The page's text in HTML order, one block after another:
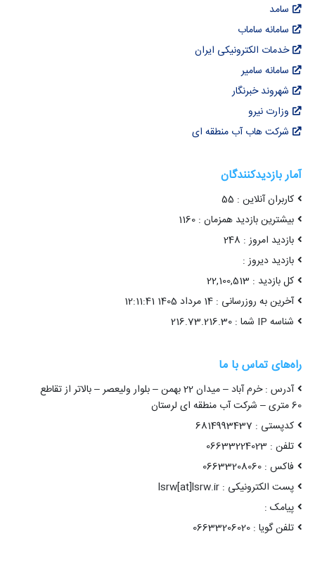
سامد
سامانه ساماب
خدمات الکترونیکی ایران
سامانه سامیر
شهروند خبرنگار
وزارت نیرو
شرکت هاب آب منطقه ای
آمار بازدیدکنندگان
کاربران آنلاین : 55
بیشترین بازدید همزمان : 1160
بازدید امروز : 248
بازدید دیروز :
کل بازدید : 22,100,513
آخرین به روزرسانی : 14 مرداد 1405 12:11:41
شناسه IP شما : 216.73.216.30
راه‌های تماس با ما
آدرس : خرم آباد – میدان 22 بهمن – بلوار ولیعصر – بالاتر از تقاطع
60 متری – شرکت آب منطقه ای لرستان
کدپستی : 6814993437
تلفن : 06633224023
فاکس : 06633208060
پست الکترونیکی : lsrw[at]lsrw.ir
پیامک :
تلفن گویا : 06633206020